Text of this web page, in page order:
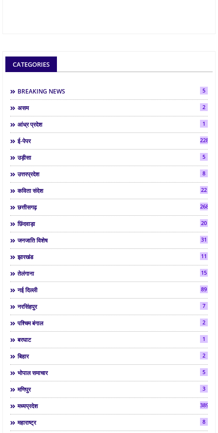
CATEGORIES
BREAKING NEWS 5
असम 2
आंध्र प्रदेश 1
ई-पेपर 2286
उड़ीसा 5
उत्तरप्रदेश 8
कविता संदेश 22
छत्तीसगढ़ 268
छिंदवाड़ा 20
जनजाति विशेष 31
झारखंड 11
तेलंगाना 15
नई दिल्ली 89
नरसिंहपुर 7
पश्चिम बंगाल 2
बरघाट 1
बिहार 2
भोपाल समाचार 5
मणिपुर 3
मध्यप्रदेश 3892
महाराष्ट्र 8